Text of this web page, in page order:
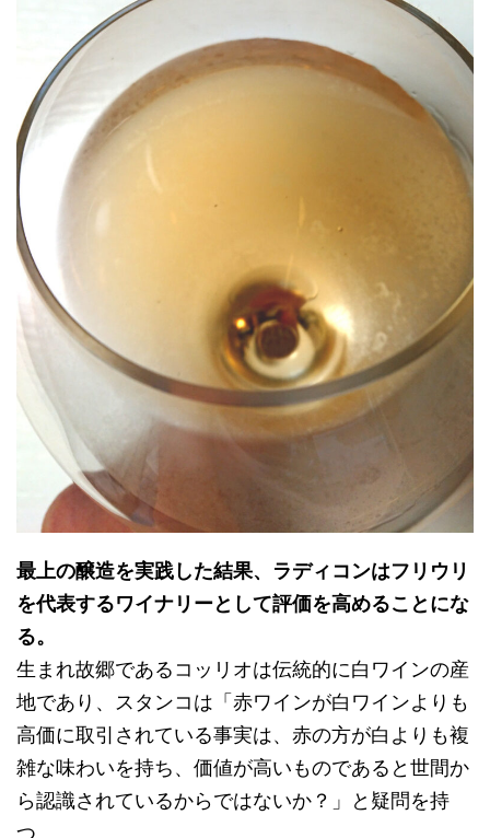
最上の醸造を実践した結果、ラディコンはフリウリ
を代表するワイナリーとして評価を高めることにな
る。
生まれ故郷であるコッリオは伝統的に白ワインの産
地であり、スタンコは「赤ワインが白ワインよりも
高価に取引されている事実は、赤の方が白よりも複
雑な味わいを持ち、価値が高いものであると世間か
ら認識されているからではないか？」と疑問を持
つ。